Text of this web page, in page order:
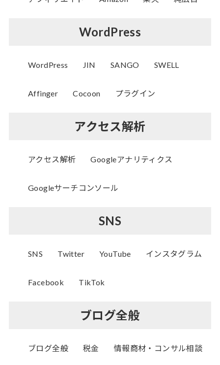
WordPress
WordPress JIN SANGO SWELL
Affinger Cocoon プラグイン
アクセス解析
アクセス解析 Googleアナリティクス
Googleサーチコンソール
SNS
SNS Twitter YouTube インスタグラム
Facebook TikTok
ブログ全般
ブログ全般 税金 情報商材・コンサル相談